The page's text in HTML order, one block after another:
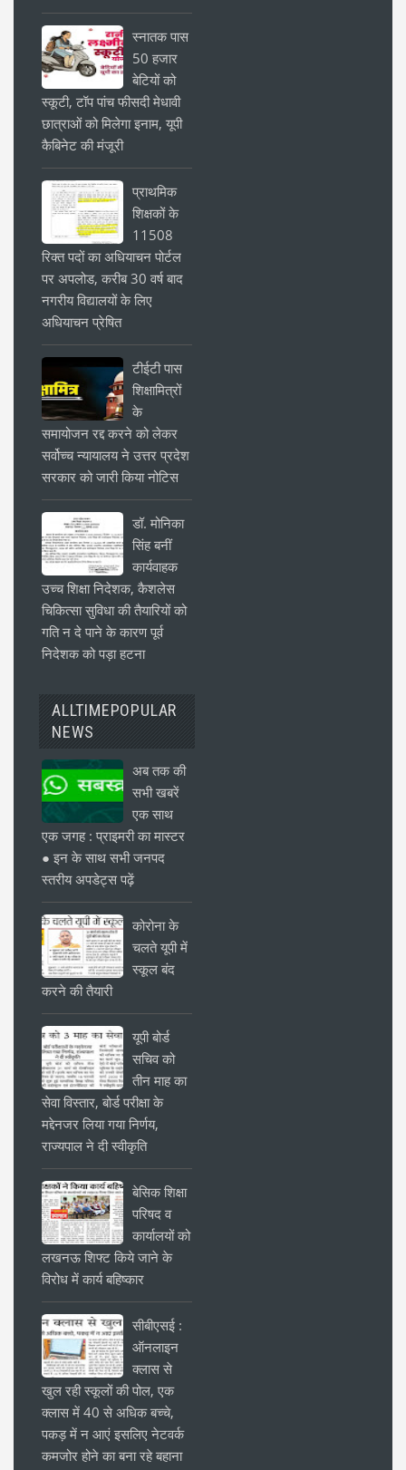
स्नातक पास
50 हजार
बेटियों को
स्कूटी, टॉप पांच फीसदी मेधावी
छात्राओं को मिलेगा इनाम, यूपी
कैबिनेट की मंजूरी
प्राथमिक
शिक्षकों के
11508
रिक्त पदों का अधियाचन पोर्टल
पर अपलोड, करीब 30 वर्ष बाद
नगरीय विद्यालयों के लिए
अधियाचन प्रेषित
टीईटी पास
शिक्षामित्रों
के
समायोजन रद्द करने को लेकर
सर्वोच्च न्यायालय ने उत्तर प्रदेश
सरकार को जारी किया नोटिस
डॉ. मोनिका
सिंह बनीं
कार्यवाहक
उच्च शिक्षा निदेशक, कैशलेस
चिकित्सा सुविधा की तैयारियों को
गति न दे पाने के कारण पूर्व
निदेशक को पड़ा हटना
ALLTIMEPOPULAR
NEWS
अब तक की
सभी खबरें
एक साथ
एक जगह : प्राइमरी का मास्टर
● इन के साथ सभी जनपद
स्तरीय अपडेट्स पढ़ें
कोरोना के
चलते यूपी में
स्कूल बंद
करने की तैयारी
यूपी बोर्ड
सचिव को
तीन माह का
सेवा विस्तार, बोर्ड परीक्षा के
मद्देनजर लिया गया निर्णय,
राज्यपाल ने दी स्वीकृति
बेसिक शिक्षा
परिषद व
कार्यालयों को
लखनऊ शिफ्ट किये जाने के
विरोध में कार्य बहिष्कार
सीबीएसई :
ऑनलाइन
क्लास से
खुल रही स्कूलों की पोल, एक
क्लास में 40 से अधिक बच्चे,
पकड़ में न आएं इसलिए नेटवर्क
कमजोर होने का बना रहे बहाना